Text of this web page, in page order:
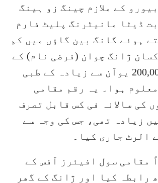
کے ملازم چینگ زو ہینگ
ڈیٹا مانیٹرنگ پلیٹ فارم
ہوئے گانگ بین گاؤں میں کم
ژانگ چوان (فرضی نام) کے
خاندان کے 200,000 یوآن سے زیادہ کے طبی
ہوا۔ یہ رقم مقامی
کی سالانہ فی کس قابل تصرف
زیادہ تھی، جس کی وجہ سے
الرٹ جاری کیا۔
مقامی سول افیئرز آفس کے
رابطہ کیا اور ژانگ کے گھر